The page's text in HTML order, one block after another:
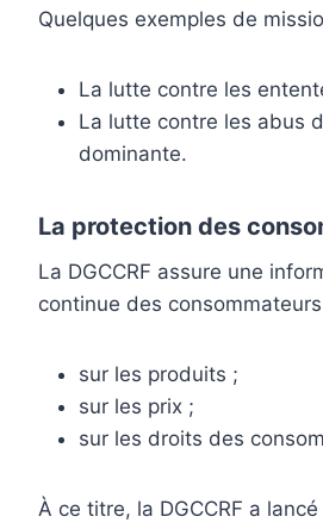
Quelques exemples de
La lutte contre les
La lutte contre les abus
dominante.
La protection des
La DGCCRF assure une
continue des
sur les produits ;
sur les prix ;
sur les droits des
À ce titre, la DGCCRF a